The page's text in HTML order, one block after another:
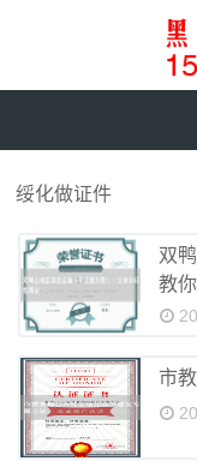
证书制作
制作证件
伊春做证件
大庆做证件
绥化做证件
绥化做证件
双
教
市